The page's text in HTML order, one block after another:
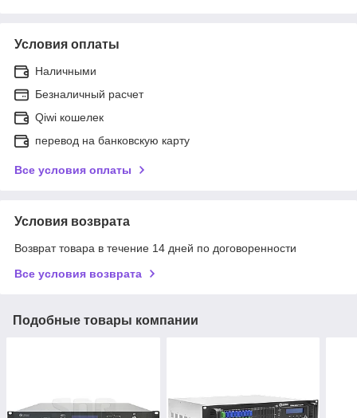
Условия оплаты
Наличными
Безналичный расчет
Qiwi кошелек
перевод на банковскую карту
Все условия оплаты
Условия возврата
Возврат товара в течение 14 дней по договоренности
Все условия возврата
Подобные товары компании